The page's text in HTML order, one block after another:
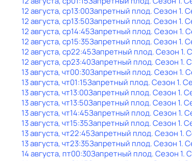
12 августа, ср13:00Запретный плод. Сезон 1.
12 августа, ср13:50Запретный плод. Сезон 1.
12 августа, ср14:45Запретный плод. Сезон 1.
12 августа, ср15:35Запретный плод. Сезон 1.
12 августа, ср22:45Запретный плод. Сезон 1.
12 августа, ср23:40Запретный плод. Сезон 1.
13 августа, чт00:30Запретный плод. Сезон 1.
13 августа, чт01:15Запретный плод. Сезон 1.
13 августа, чт13:00Запретный плод. Сезон 1.
13 августа, чт13:50Запретный плод. Сезон 1.
13 августа, чт14:45Запретный плод. Сезон 1.
13 августа, чт15:35Запретный плод. Сезон 1.
13 августа, чт22:45Запретный плод. Сезон 1.
13 августа, чт23:35Запретный плод. Сезон 1.
14 августа, пт00:30Запретный плод. Сезон 1.